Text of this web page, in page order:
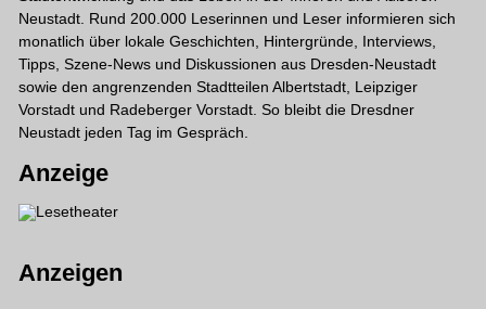
Neustadt. Rund 200.000 Leserinnen und Leser informieren sich
monatlich über lokale Geschichten, Hintergründe, Interviews,
Tipps, Szene-News und Diskussionen aus Dresden-Neustadt
sowie den angrenzenden Stadtteilen Albertstadt, Leipziger
Vorstadt und Radeberger Vorstadt. So bleibt die Dresdner
Neustadt jeden Tag im Gespräch.
Anzeige
Anzeigen